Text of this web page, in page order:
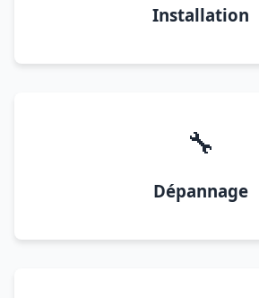
Installation
🔧
Dépannage